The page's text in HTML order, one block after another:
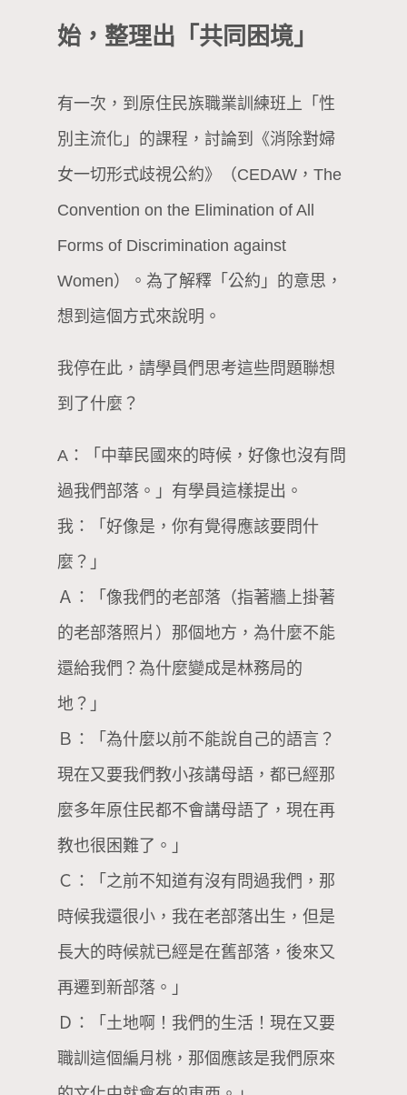
始，整理出「共同困境」
有一次，到原住民族職業訓練班上「性
別主流化」的課程，討論到《消除對婦
女一切形式歧視公約》（CEDAW，The
Convention on the Elimination of All
Forms of Discrimination against
Women）。為了解釋「公約」的意思，
想到這個方式來說明。
我停在此，請學員們思考這些問題聯想
到了什麼？
A：「中華民國來的時候，好像也沒有問
過我們部落。」有學員這樣提出。
我：「好像是，你有覺得應該要問什
麼？」
Ａ：「像我們的老部落（指著牆上掛著
的老部落照片）那個地方，為什麼不能
還給我們？為什麼變成是林務局的
地？」
Ｂ：「為什麼以前不能說自己的語言？
現在又要我們教小孩講母語，都已經那
麼多年原住民都不會講母語了，現在再
教也很困難了。」
Ｃ：「之前不知道有沒有問過我們，那
時候我還很小，我在老部落出生，但是
長大的時候就已經是在舊部落，後來又
再遷到新部落。」
Ｄ：「土地啊！我們的生活！現在又要
職訓這個編月桃，那個應該是我們原來